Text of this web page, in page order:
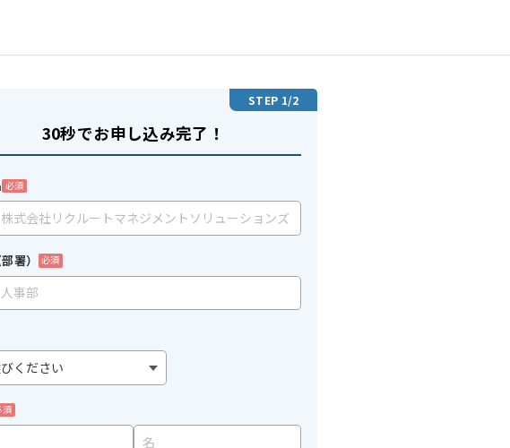
STEP 1/2
30秒でお申し込み完了！
必須
署） 必須
須